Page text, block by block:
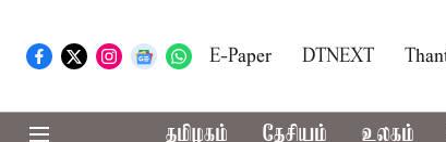
E-Paper DTNEXT
தமிழகம் தேசியம் உலகம்